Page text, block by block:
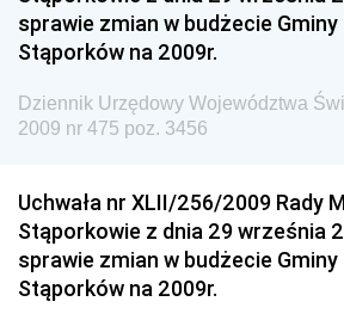
Antykorupcyjnego
Wewnętrznego
Dziennik Urzędowy Urzędu
Dziennik Urzędowy Generalnej
Krajowych i Autostrad
Dziennik Urzędowy Ministra
sprawie zmian w budżecie Gminy
Stąporków na 2009r.
Dziennik Urzędowy Województwa
2009 nr 475 poz. 3456
Uchwała nr XLII/256/2009 Rady
Stąporkowie z dnia 29 września
sprawie zmian w budżecie Gminy
Stąporków na 2009r.